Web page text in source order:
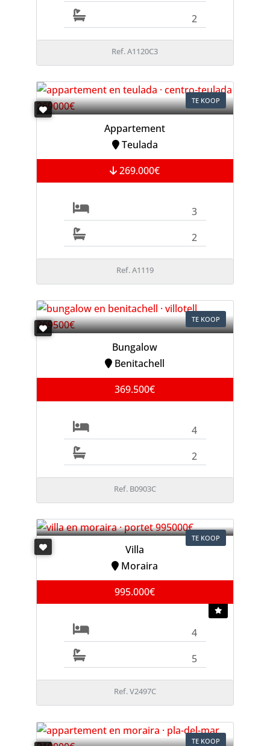
2
Ref. A1120C3
TE KOOP
Appartement
Teulada
269.000€
3
2
Ref. A1119
TE KOOP
Bungalow
Benitachell
369.500€
4
2
Ref. B0903C
TE KOOP
Villa
Moraira
995.000€
4
5
Ref. V2497C
TE KOOP